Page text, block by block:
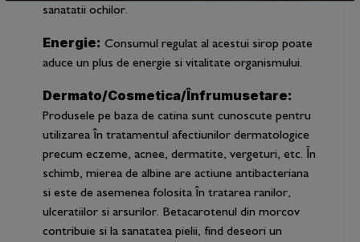
sanatatii ochilor.
Energie: Consumul regulat al acestui sirop poate
aduce un plus de energie si vitalitate organismului.
Dermato/Cosmetica/Înfrumusetare:
Produsele pe baza de catina sunt cunoscute pentru
utilizarea în tratamentul afectiunilor dermatologice
precum eczeme, acnee, dermatite, vergeturi, etc. În
schimb, mierea de albine are actiune antibacteriana
si este de asemenea folosita în tratarea ranilor,
ulceratiilor si arsurilor. Betacarotenul din morcov
contribuie si la sanatatea pielii, find deseori un